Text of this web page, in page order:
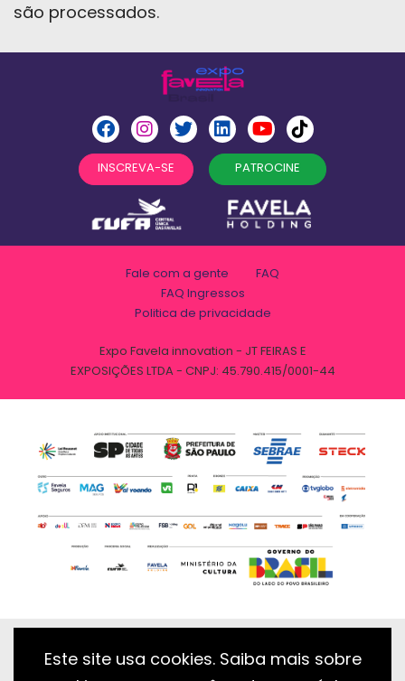
são processados.
INSCREVA-SE PATROCINE
Fale com a gente
FAQ
FAQ Ingressos
Politica de privacidade
Expo Favela innovation - JT FEIRAS E
EXPOSIÇÕES LTDA - CNPJ: 45.790.415/0001-44
Este site usa cookies. Saiba mais sobre